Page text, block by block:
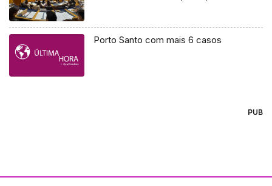
Porto Santo com mais 6 casos
PUB